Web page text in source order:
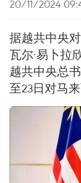
20/11/2024
据越共中央
瓦尔·易卜拉
越共中央总
至23日对马